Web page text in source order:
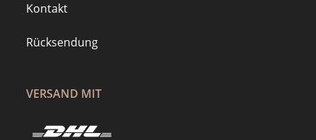
Kontakt
Rücksendung
VERSAND MIT